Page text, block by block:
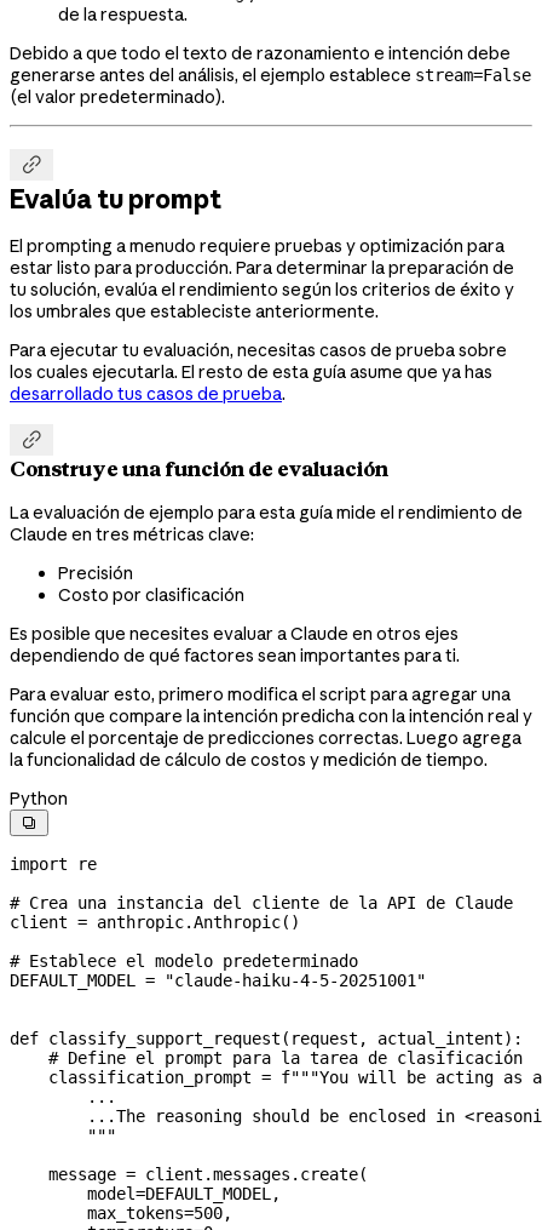
de la respuesta.
Debido a que todo el texto de razonamiento e intención debe
generarse antes del análisis, el ejemplo establece stream=False
(el valor predeterminado).

Evalúa tu prompt
El prompting a menudo requiere pruebas y optimización para
estar listo para producción. Para determinar la preparación de
tu solución, evalúa el rendimiento según los criterios de éxito y
los umbrales que estableciste anteriormente.
Para ejecutar tu evaluación, necesitas casos de prueba sobre
los cuales ejecutarla. El resto de esta guía asume que ya has
desarrollado tus casos de prueba.

Construye una función de evaluación
La evaluación de ejemplo para esta guía mide el rendimiento de
Claude en tres métricas clave:
Precisión
Costo por clasificación
Es posible que necesites evaluar a Claude en otros ejes
dependiendo de qué factores sean importantes para ti.
Para evaluar esto, primero modifica el script para agregar una
función que compare la intención predicha con la intención real y
calcule el porcentaje de predicciones correctas. Luego agrega
la funcionalidad de cálculo de costos y medición de tiempo.
Python

import re
# Crea una instancia del cliente de la API de Claude
client = anthropic.Anthropic()
# Establece el modelo predeterminado
DEFAULT_MODEL
= "claude-haiku-4-5-20251001"
def classify_support_request ( request , actual_intent):
    # Define el prompt para la tarea de clasificación
    classification_prompt
= f"""You will be acting as
        ...
...The reasoning should be enclosed in
        """
    message
= client.messages.create(
        model
=DEFAULT_MODEL ,
        max_tokens
=500,